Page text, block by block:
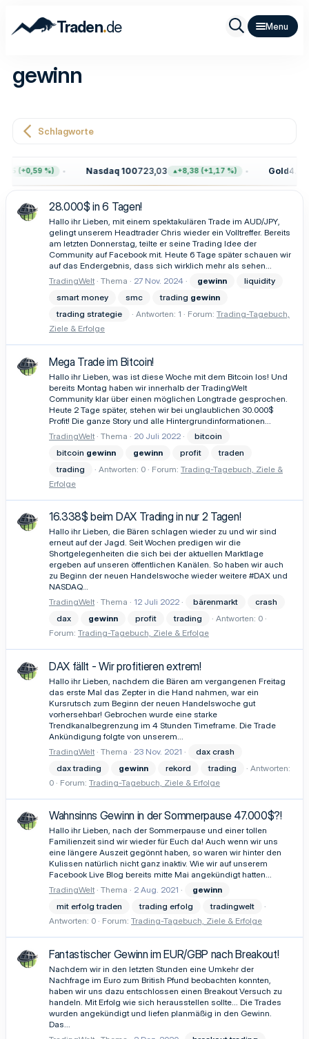
Traden.de
gewinn
Schlagworte
(+0,59 %) Nasdaq 100723,03 +8,38 (+1,17 %) Gold
28.000$ in 6 Tagen!
Hallo ihr Lieben, mit einem spektakulären Trade im AUD/JPY,
gelingt unserem Headtrader Chris wieder ein Volltreffer. Bereits
am letzten Donnerstag, teilte er seine Trading Idee der
Community auf Facebook mit. Heute 6 Tage später schauen wir
auf das Endergebnis, dass sich wirklich mehr als sehen...
TradingWelt Thema 27 Nov. 2024 gewinn
liquidity
smart money
smc trading gewinn
trading strategie
Antworten: 1 Forum: Trading-Tagebuch,
Ziele & Erfolge
Mega Trade im Bitcoin!
Hallo ihr Lieben, was ist diese Woche mit dem Bitcoin los! Und
bereits Montag haben wir innerhalb der TradingWelt
Community klar über einen möglichen Longtrade gesprochen.
Heute 2 Tage später, stehen wir bei unglaublichen 30.000$
Profit! Die ganze Story und alle Hintergrundinformationen...
TradingWelt Thema 20 Juli 2022
bitcoin
bitcoin gewinn gewinn profit
traden
trading
Antworten: 0 Forum: Trading-Tagebuch, Ziele &
Erfolge
16.338$ beim DAX Trading in nur 2 Tagen!
Hallo ihr Lieben, die Bären schlagen wieder zu und wir sind
erneut auf der Jagd. Seit Wochen predigen wir die
Shortgelegenheiten die sich bei der aktuellen Marktlage
ergeben auf unseren öffentlichen Kanälen. So haben wir auch
zu Beginn der neuen Handelswoche wieder weitere #DAX und
NASDAQ...
TradingWelt Thema 12 Juli 2022 bärenmarkt
crash
dax
gewinn profit trading
Antworten: 0
Forum: Trading-Tagebuch, Ziele & Erfolge
DAX fällt - Wir profitieren extrem!
Hallo ihr Lieben, nachdem die Bären am vergangenen Freitag
das erste Mal das Zepter in die Hand nahmen, war ein
Kursrutsch zum Beginn der neuen Handelswoche gut
vorhersehbar! Gebrochen wurde eine starke
Trendkanalbegrenzung im 4 Stunden Timeframe. Die Trade
Ankündigung folgte von unserem...
TradingWelt Thema 23 Nov. 2021
dax crash
dax trading
gewinn rekord trading
Antworten:
0
Forum: Trading-Tagebuch, Ziele & Erfolge
Wahnsinns Gewinn in der Sommerpause 47.000$?!
Hallo ihr Lieben, nach der Sommerpause und einer tollen
Familienzeit sind wir wieder für Euch da! Auch wenn wir uns
eine längere Auszeit gegönnt haben, so waren wir hinter den
Kulissen natürlich nicht ganz inaktiv. Wie wir auf unserem
Facebook Live Blog bereits mitte Mai angekündigt hatten...
TradingWelt Thema 2 Aug. 2021
gewinn
mit erfolg traden
trading erfolg
tradingwelt
Antworten: 0
Forum: Trading-Tagebuch, Ziele & Erfolge
Fantastischer Gewinn im EUR/GBP nach Breakout!
Nachdem wir in den letzten Stunden eine Umkehr der
Nachfrage im Euro zum British Pfund beobachten konnten,
haben wir uns dazu entschlossen einen Breakout Versuch zu
handeln. Mit Erfolg wie sich herausstellen sollte... Die Trades
wurden angekündigt und liefen planmäßig in den Gewinn.
Das...